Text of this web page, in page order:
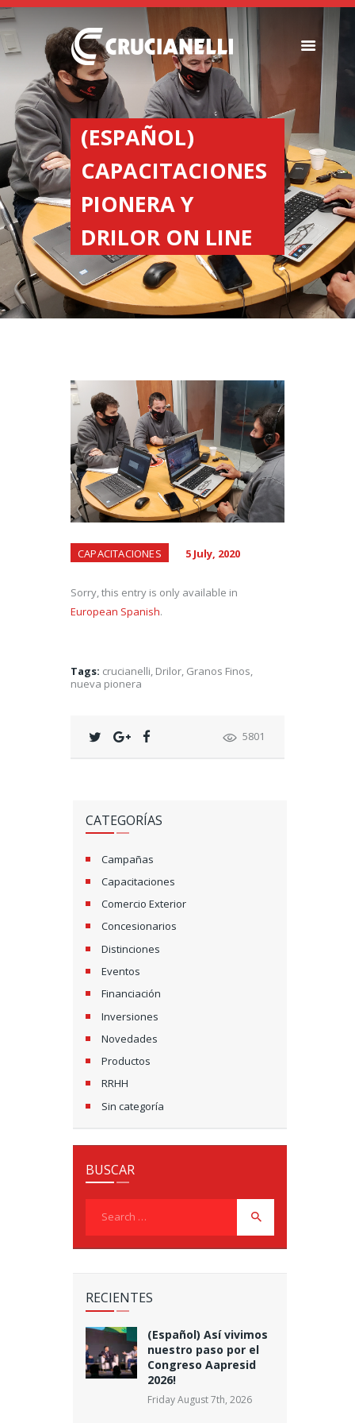
(ESPAÑOL)
CAPACITACIONES
PIONERA Y
DRILOR ON LINE
SEEDERS
FERTILIZER
SPREADERS
ABOUT US
DEALERSHIPS
NEWS
COMPANY
CONTACT
CAPACITACIONES 5 July, 2020
Sorry, this entry is only available in
European Spanish.
Tags: crucianelli, Drilor, Granos Finos,
nueva pionera
5801
CATEGORÍAS
Campañas
Capacitaciones
Comercio Exterior
Concesionarios
Distinciones
Eventos
Financiación
Inversiones
Novedades
Productos
RRHH
Sin categoría
BUSCAR
RECIENTES
(Español) Así vivimos
nuestro paso por el
Congreso Aapresid
2026!
Friday August 7th, 2026